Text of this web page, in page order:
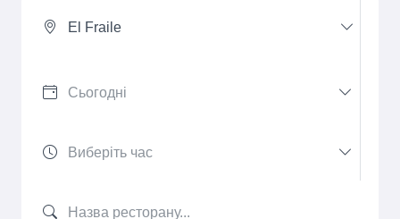
El Fraile